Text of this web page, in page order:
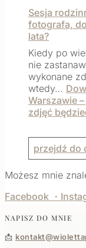
Sesja
fotografa,
lata?
Kiedy po
nie
wykonane
wtedy…
Warszawie
zdjęć
przejdź do
Możesz mnie
Facebook ・
NAPISZ DO MNIE
📩